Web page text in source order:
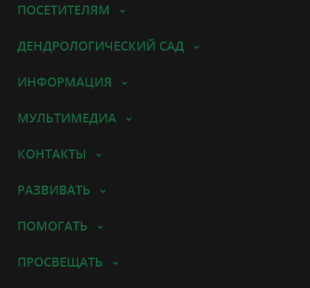
ПОСЕТИТЕЛЯМ
ДЕНДРОЛОГИЧЕСКИЙ САД
ИНФОРМАЦИЯ
МУЛЬТИМЕДИА
КОНТАКТЫ
РАЗВИВАТЬ
ПОМОГАТЬ
ПРОСВЕЩАТЬ